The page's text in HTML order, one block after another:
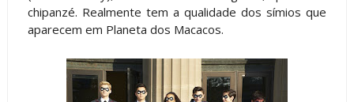
chipanzé. Realmente tem a qualidade dos símios que
aparecem em Planeta dos Macacos.